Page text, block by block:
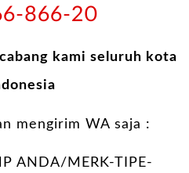
866-20
kami seluruh kota
mengirim WA saja :
ANDA/MERK-TIPE-